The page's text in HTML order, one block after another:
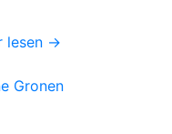
lesen →
Gronen